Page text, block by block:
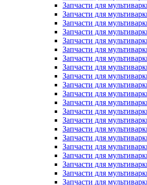
Запчасти для
Запчасти для
Запчасти для
Запчасти для
Запчасти для
Запчасти для
Запчасти для
Запчасти для
Запчасти для
Запчасти для
Запчасти для
Запчасти для
Запчасти для
Запчасти для
Запчасти для
Запчасти для
Запчасти для
Запчасти для
Запчасти для
Запчасти для
Запчасти для